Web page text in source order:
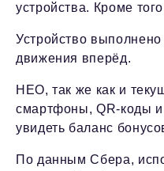
устройства. Кроме
Устройство
движения вперёд.
НЕО, так же как и
смартфоны, QR-коды
увидеть баланс
По данным Сбера,